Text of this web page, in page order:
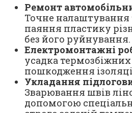
Ремонт
Точне
паяння пластику
без його руйнування.
Електромонтажні
усадка
пошкодження
Укладання
Зварювання швів
допомогою